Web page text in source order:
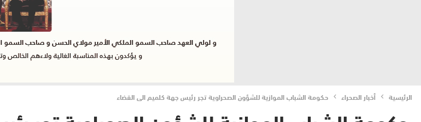
الرئيسية أخبار الصحراء حكومة الشباب الموازية للشؤون الصحراوية تجر رئيس جهة كلميم الى القضاء